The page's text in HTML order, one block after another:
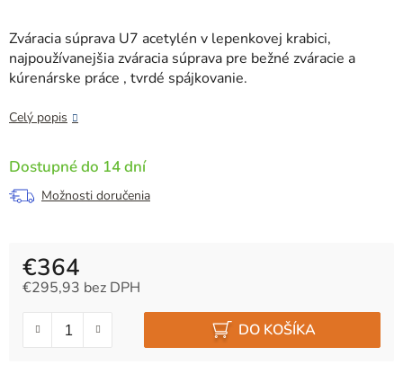
Zváracia súprava U7 acetylén v lepenkovej krabici,
najpoužívanejšia zváracia súprava pre bežné zváracie a
kúrenárske práce , tvrdé spájkovanie.
Celý popis
Dostupné do 14 dní
Možnosti doručenia
€364
€295,93 bez DPH
DO KOŠÍKA